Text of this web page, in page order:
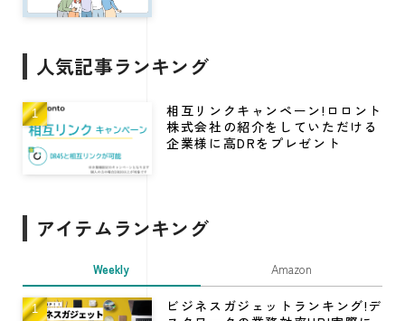
人気記事ランキング
相互リンクキャンペーン!ロロント
株式会社の紹介をしていただける
企業様に高DRをプレゼント
アイテムランキング
Weekly Amazon
ビジネスガジェットランキング!デ